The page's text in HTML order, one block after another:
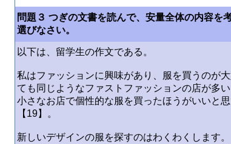
問題３ つぎの文書を読んで、安量全体の内容を
選びなさい。
以下は、留学生の作文である。
私はファッションに興味があり、服を買うのが
ても同じようなファストファッションの店が多
小さなお店で個性的な服を買ったほうがいいと
【19】。
新しいデザインの服を探すのはわくわくします